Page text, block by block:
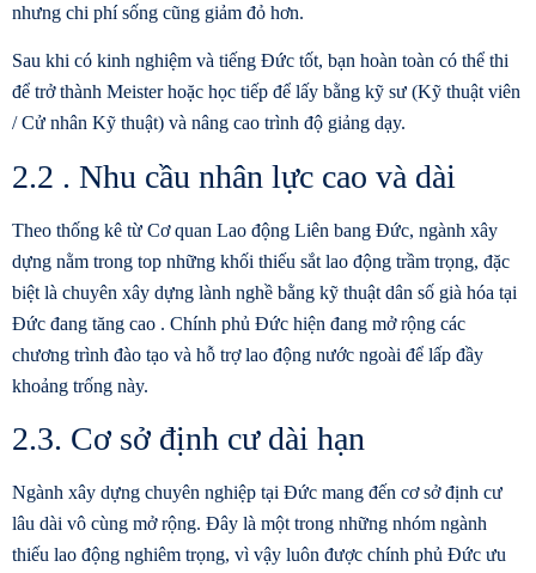
nhưng chi phí sống cũng giảm đỏ hơn.
Sau khi có kinh nghiệm và tiếng Đức tốt, bạn hoàn toàn có thể thi
để trở thành Meister hoặc học tiếp để lấy bằng kỹ sư (Kỹ thuật viên
/ Cử nhân Kỹ thuật) và nâng cao trình độ giảng dạy.
2.2 . Nhu cầu nhân lực cao và dài
Theo thống kê từ Cơ quan Lao động Liên bang Đức, ngành xây
dựng nằm trong top những khối thiếu sắt lao động trầm trọng, đặc
biệt là chuyên xây dựng lành nghề bằng kỹ thuật dân số già hóa tại
Đức đang tăng cao . Chính phủ Đức hiện đang mở rộng các
chương trình đào tạo và hỗ trợ lao động nước ngoài để lấp đầy
khoảng trống này.
2.3. Cơ sở định cư dài hạn
Ngành xây dựng chuyên nghiệp tại Đức mang đến cơ sở định cư
lâu dài vô cùng mở rộng. Đây là một trong những nhóm ngành
thiếu lao động nghiêm trọng, vì vậy luôn được chính phủ Đức ưu